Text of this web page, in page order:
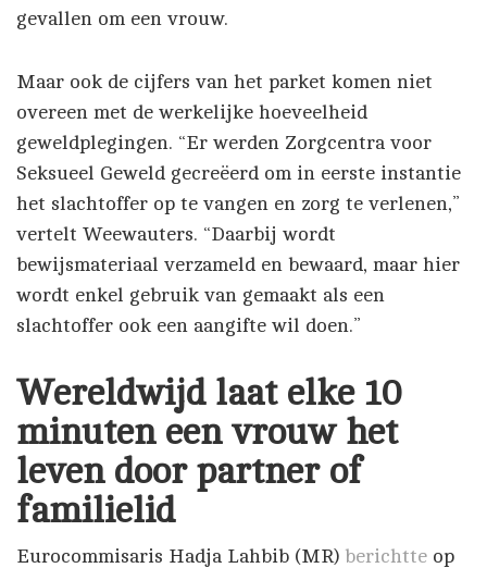
gevallen om een vrouw.
Maar ook de cijfers van het parket komen niet
overeen met de werkelijke hoeveelheid
geweldplegingen. “Er werden Zorgcentra voor
Seksueel Geweld gecreëerd om in eerste instantie
het slachtoffer op te vangen en zorg te verlenen,”
vertelt Weewauters. “Daarbij wordt
bewijsmateriaal verzameld en bewaard, maar hier
wordt enkel gebruik van gemaakt als een
slachtoffer ook een aangifte wil doen.”
Wereldwijd laat elke 10
minuten een vrouw het
leven door partner of
familielid
Eurocommisaris Hadja Lahbib (MR) berichtte op